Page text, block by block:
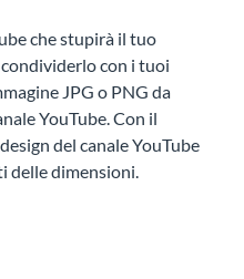
che stupirà il tuo
con i tuoi
JPG o PNG da
YouTube. Con il
del canale YouTube
delle dimensioni.